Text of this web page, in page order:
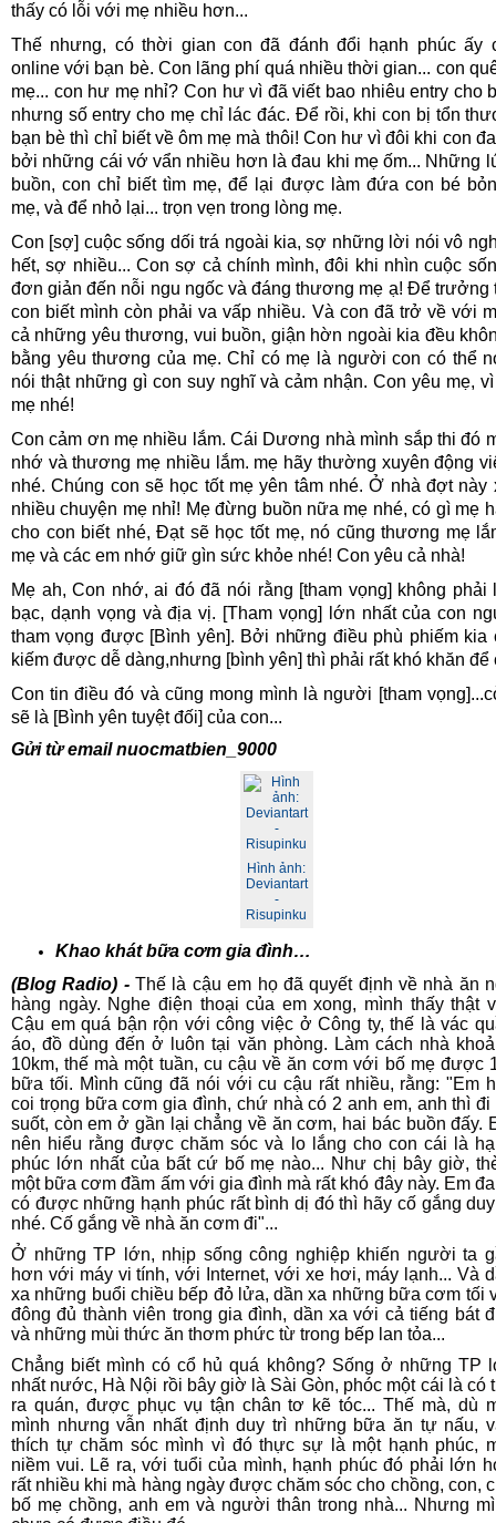
thấy có lỗi với mẹ nhiều hơn...
Thế nhưng, có thời gian con đã đánh đổi hạnh phúc ấy
online với bạn bè. Con lãng phí quá nhiều thời gian... con
mẹ... con hư mẹ nhỉ? Con hư vì đã viết bao nhiêu entry cho
nhưng số entry cho mẹ chỉ lác đác. Để rồi, khi con bị tổn
bạn bè thì chỉ biết về ôm mẹ mà thôi! Con hư vì đôi khi con
bởi những cái vớ vẩn nhiều hơn là đau khi mẹ ốm... Những
buồn, con chỉ biết tìm mẹ, để lại được làm đứa con bé
mẹ, và để nhỏ lại... trọn vẹn trong lòng mẹ.
Con [sợ] cuộc sống dối trá ngoài kia, sợ những lời nói vô
hết, sợ nhiều... Con sợ cả chính mình, đôi khi nhìn cuộc
đơn giản đến nỗi ngu ngốc và đáng thương mẹ ạ! Để trưởng
con biết mình còn phải va vấp nhiều. Và con đã trở về với
cả những yêu thương, vui buồn, giận hờn ngoài kia đều
bằng yêu thương của mẹ. Chỉ có mẹ là người con có thể
nói thật những gì con suy nghĩ và cảm nhận. Con yêu mẹ,
mẹ nhé!
Con cảm ơn mẹ nhiều lắm. Cái Dương nhà mình sắp thi đó
nhớ và thương mẹ nhiều lắm. mẹ hãy thường xuyên động
nhé. Chúng con sẽ học tốt mẹ yên tâm nhé. Ở nhà đợt này
nhiều chuyện mẹ nhỉ! Mẹ đừng buồn nữa mẹ nhé, có gì mẹ
cho con biết nhé, Đạt sẽ học tốt mẹ, nó cũng thương mẹ
mẹ và các em nhớ giữ gìn sức khỏe nhé! Con yêu cả nhà!
Mẹ ah, Con nhớ, ai đó đã nói rằng [tham vọng] không phải
bạc, dạnh vọng và địa vị. [Tham vọng] lớn nhất của con
tham vọng được [Bình yên]. Bởi những điều phù phiếm kia
kiếm được dễ dàng,nhưng [bình yên] thì phải rất khó khăn để
Con tin điều đó và cũng mong mình là người [tham
sẽ là [Bình yên tuyệt đối] của con...
Gửi từ emailnuocmatbien_9000
Hình ảnh:
Deviantart
-
Risupinku
Khao khát bữa cơm gia đình…
(Blog Radio) - Thế là cậu em họ đã quyết định về nhà ăn
hàng ngày. Nghe điện thoại của em xong, mình thấy thật
Cậu em quá bận rộn với công việc ở Công ty, thế là vác
áo, đồ dùng đến ở luôn tại văn phòng. Làm cách nhà
10km, thế mà một tuần, cu cậu về ăn cơm với bố mẹ được
bữa tối. Mình cũng đã nói với cu cậu rất nhiều, rằng: "Em
coi trọng bữa cơm gia đình, chứ nhà có 2 anh em, anh thì đi
suốt, còn em ở gần lại chẳng về ăn cơm, hai bác buồn đấy.
nên hiểu rằng được chăm sóc và lo lắng cho con cái là
phúc lớn nhất của bất cứ bố mẹ nào... Như chị bây giờ,
một bữa cơm đầm ấm với gia đình mà rất khó đây này. Em
có được những hạnh phúc rất bình dị đó thì hãy cố gắng
nhé. Cố gắng về nhà ăn cơm đi"...
Ở những TP lớn, nhịp sống công nghiệp khiến người ta
hơn với máy vi tính, với Internet, với xe hơi, máy lạnh... Và
xa những buổi chiều bếp đỏ lửa, dần xa những bữa cơm tối
đông đủ thành viên trong gia đình, dần xa với cả tiếng bát
và những mùi thức ăn thơm phức từ trong bếp lan tỏa...
Chẳng biết mình có cổ hủ quá không? Sống ở những TP
nhất nước, Hà Nội rồi bây giờ là Sài Gòn, phóc một cái là có
ra quán, được phục vụ tận chân tơ kẽ tóc... Thế mà, dù
mình nhưng vẫn nhất định duy trì những bữa ăn tự nấu,
thích tự chăm sóc mình vì đó thực sự là một hạnh phúc,
niềm vui. Lẽ ra, với tuổi của mình, hạnh phúc đó phải lớn
rất nhiều khi mà hàng ngày được chăm sóc cho chồng, con,
bố mẹ chồng, anh em và người thân trong nhà... Nhưng